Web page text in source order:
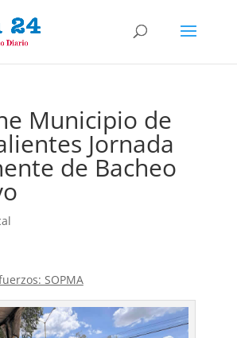
Municipio de
Jornada
de Bacheo
SOPMA